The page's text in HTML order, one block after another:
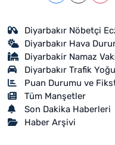
Diyarbakır Nöbetçi
Diyarbakır Hava
Diyarbakir Namaz
Diyarbakır Trafik
Puan Durumu ve
Tüm Manşetler
Son Dakika Haberleri
Haber Arşivi